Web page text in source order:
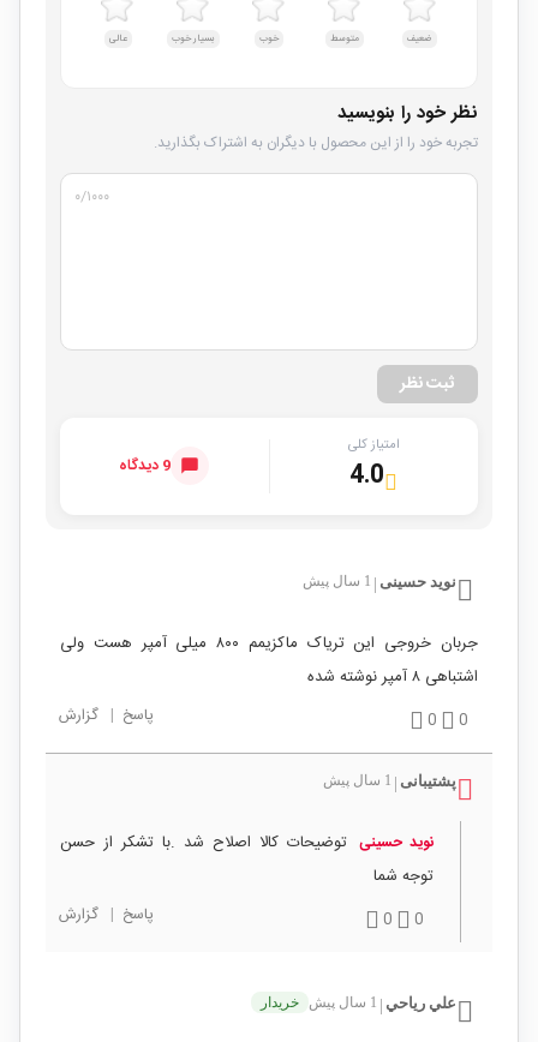
ضعیف متوسط خوب بسیار خوب عالی
نظر خود را بنویسید
تجربه خود را از این محصول با دیگران به اشتراک بگذارید.
۰/۱۰۰۰
ثبت نظر
امتیاز کلی
4.0 9 دیدگاه
نوید حسینی 1 سال پیش
جربان خروجی این تریاک ماکزیمم ۸۰۰ میلی آمپر هست ولی
اشتباهی ۸ آمپر نوشته شده
0
0 پاسخ | گزارش
پشتیبانی 1 سال پیش
نوید حسینی توضیحات کالا اصلاح شد .با تشکر از حسن
توجه شما
0
0 پاسخ | گزارش
علي رياحي 1 سال پیش خریدار